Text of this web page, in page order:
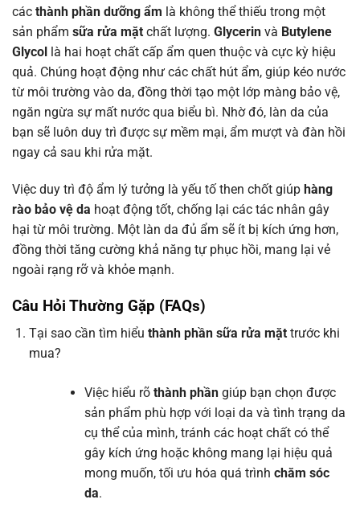
các thành phần dưỡng ẩm là không thể thiếu trong một
sản phẩm sữa rửa mặt chất lượng. Glycerin và Butylene
Glycol là hai hoạt chất cấp ẩm quen thuộc và cực kỳ hiệu
quả. Chúng hoạt động như các chất hút ẩm, giúp kéo nước
từ môi trường vào da, đồng thời tạo một lớp màng bảo vệ,
ngăn ngừa sự mất nước qua biểu bì. Nhờ đó, làn da của
bạn sẽ luôn duy trì được sự mềm mại, ẩm mượt và đàn hồi
ngay cả sau khi rửa mặt.
Việc duy trì độ ẩm lý tưởng là yếu tố then chốt giúp hàng
rào bảo vệ da hoạt động tốt, chống lại các tác nhân gây
hại từ môi trường. Một làn da đủ ẩm sẽ ít bị kích ứng hơn,
đồng thời tăng cường khả năng tự phục hồi, mang lại vẻ
ngoài rạng rỡ và khỏe mạnh.
Câu Hỏi Thường Gặp (FAQs)
Tại sao cần tìm hiểu thành phần sữa rửa mặttrước khi
mua?
Việc hiểu rõ thành phầngiúp bạn chọn được
sản phẩm phù hợp với loại da và tình trạng da
cụ thể của mình, tránh các hoạt chất có thể
gây kích ứng hoặc không mang lại hiệu quả
mong muốn, tối ưu hóa quá trình chăm sóc
da.